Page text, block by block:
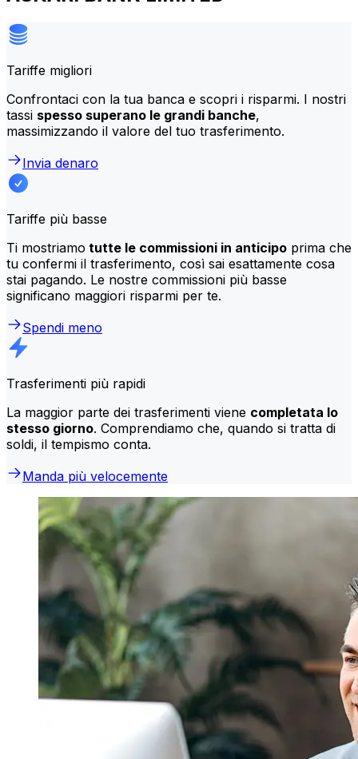
Tariffe migliori
Confrontaci con la tua banca e scopri i risparmi. I nostri
tassi spesso superano le grandi banche,
massimizzando il valore del tuo trasferimento.
Invia denaro
Tariffe più basse
Ti mostriamo tutte le commissioni in anticipo prima che
tu confermi il trasferimento, così sai esattamente cosa
stai pagando. Le nostre commissioni più basse
significano maggiori risparmi per te.
Spendi meno
Trasferimenti più rapidi
La maggior parte dei trasferimenti viene completata lo
stesso giorno. Comprendiamo che, quando si tratta di
soldi, il tempismo conta.
Manda più velocemente